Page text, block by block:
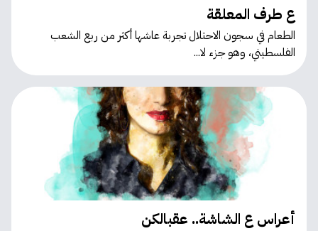
ع طرف المعلقة
الطعام في سجون الاحتلال تجربة عاشها أكثر من ربع الشعب
الفلسطيني، وهو جزء لا...
أعراس ع الشاشة.. عقبالكن